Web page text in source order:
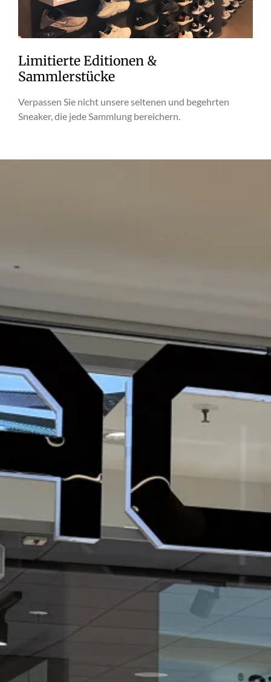
Limitierte Editionen &
Sammlerstücke
Verpassen Sie nicht unsere seltenen und begehrten
Sneaker, die jede Sammlung bereichern.